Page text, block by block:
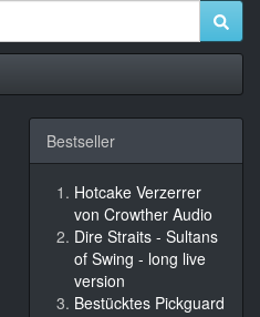
Bestseller
Hotcake Verzerrer
von Crowther Audio
Dire Straits - Sultans
of Swing - long live
version
Bestücktes Pickguard